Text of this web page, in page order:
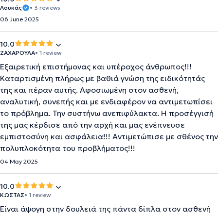
Λουκάς
• 3 reviews
06 June 2025
10.0
ΖΑΧΑΡΟΥΛΑ• 1 review
Εξαιρετική επιστήμονας και υπέροχος άνθρωπος!!!
Καταρτισμένη πλήρως με βαθιά γνώση της ειδικότητάς
της και πέραν αυτής. Αφοσιωμένη στον ασθενή,
αναλυτική, συνεπής και με ενδιαφέρον να αντιμετωπίσει
το πρόβλημα. Την συστήνω ανεπιφύλακτα. Η προσέγγισή
της μας κέρδισε από την αρχή και μας ενέπνευσε
εμπιστοσύνη και ασφάλεια!!! Αντιμετώπισε με σθένος την
πολυπλοκότητα του προβλήματος!!!
04 May 2025
10.0
ΚΩΣΤΑΣ• 1 review
Είναι άψογη στην δουλειά της πάντα δίπλα στον ασθενή